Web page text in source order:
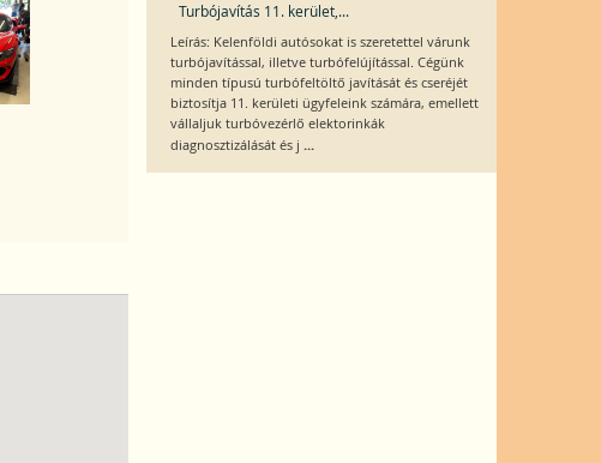
Turbójavítás 11. kerület,...
Leírás: Kelenföldi autósokat is szeretettel várunk
turbójavítással, illetve turbófelújítással. Cégünk
minden típusú turbófeltöltő javítását és cseréjét
biztosítja 11. kerületi ügyfeleink számára, emellett
vállaljuk turbóvezérlő elektorinkák
diagnosztizálását és j ...